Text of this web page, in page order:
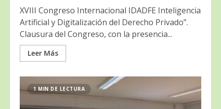
XVIII Congreso Internacional IDADFE Inteligencia
Artificial y Digitalización del Derecho Privado”.
Clausura del Congreso, con la presencia...
Leer Más
1 MIN DE LECTURA